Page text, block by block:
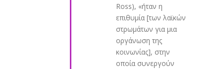
Ross), «ήταν η
επιθυμία [των λαϊκών
στρωμάτων για μια
οργάνωση της
κοινωνίας], στην
οποία συνεργούν